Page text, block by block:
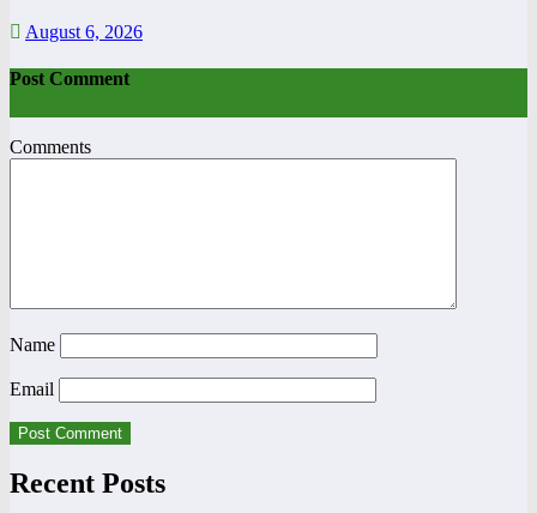
August 6, 2026
Post Comment
Comments
Name
Email
Recent Posts